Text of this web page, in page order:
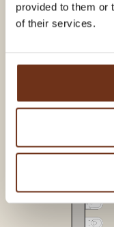
provided to them or
of their services.
Séjour
Salle de bain
Balcon